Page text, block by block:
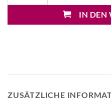
IN DEN
ZUSÄTZLICHE